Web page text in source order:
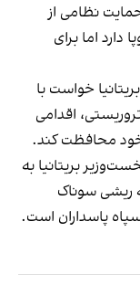
نظامی از
دارد اما برای
خواست با
اقدامی
محافظت کند.
بریتانیا به
ریشی سوناک
پاسداران است.